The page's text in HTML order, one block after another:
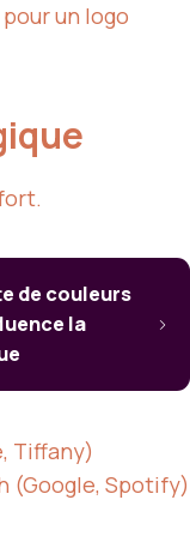
un logo
de couleurs
la
Tiffany)
(Google, Spotify)